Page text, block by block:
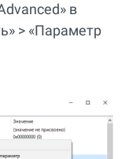
в
> «Параметр